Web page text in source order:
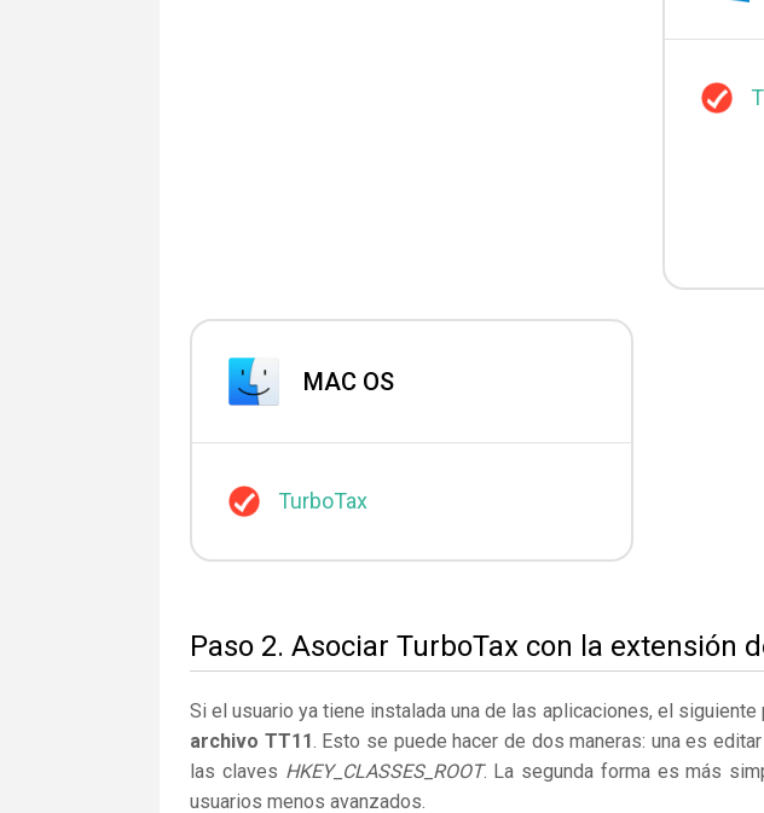
MAC OS
TurboTax
Paso 2. Asociar TurboTax con la extensión
Si el usuario ya tiene instalada una de las aplicaciones, el
archivo TT11. Esto se puede hacer de dos maneras: una es
las claves HKEY_CLASSES_ROOT. La segunda forma es más
usuarios menos avanzados.